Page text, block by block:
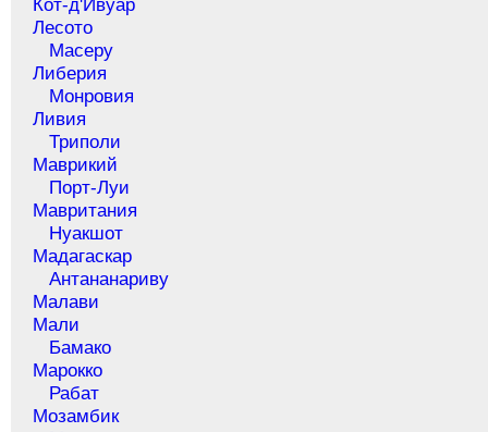
Кот-д'Ивуар
Лесото
Масеру
Либерия
Монровия
Ливия
Триполи
Маврикий
Порт-Луи
Мавритания
Нуакшот
Мадагаскар
Антананариву
Малави
Мали
Бамако
Марокко
Рабат
Мозамбик